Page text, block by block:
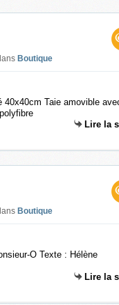
Boutique
Taie amovible
Lire la
Boutique
O Texte : Hélène
Lire la